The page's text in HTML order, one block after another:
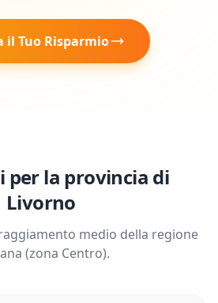
il Tuo Risparmio
per la provincia di
Livorno
medio della regione
(zona Centro).